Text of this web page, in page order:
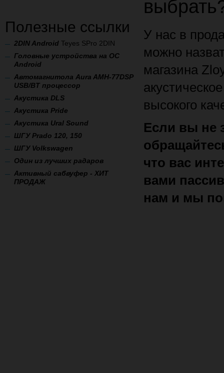
Полезные ссылки
2DIN Android Teyes SPro 2DIN
Головные устройства на ОС
Android
Автомагнитола Aura AMH-77DSP
USB/BT процессор
Акустика DLS
Акустика Pride
Акустика Ural Sound
ШГУ Prado 120, 150
ШГУ Volkswagen
Один из лучших радаров
Активный сабвуфер - ХИТ
ПРОДАЖ
У нас в
можно
магазина
высокого
Если вы не
что вас
вами
нам и мы